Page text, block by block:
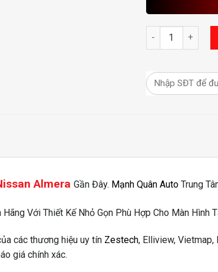
Android Box Cho
Almera Gần Đây. Mạnh Quân Auto Trung
Với Thiết Kế Nhỏ Gọn Phù Hợp Cho Màn Hình
các thương hiệu uy tín Zestech, Elliview, Vietmap,
giá chính xác.